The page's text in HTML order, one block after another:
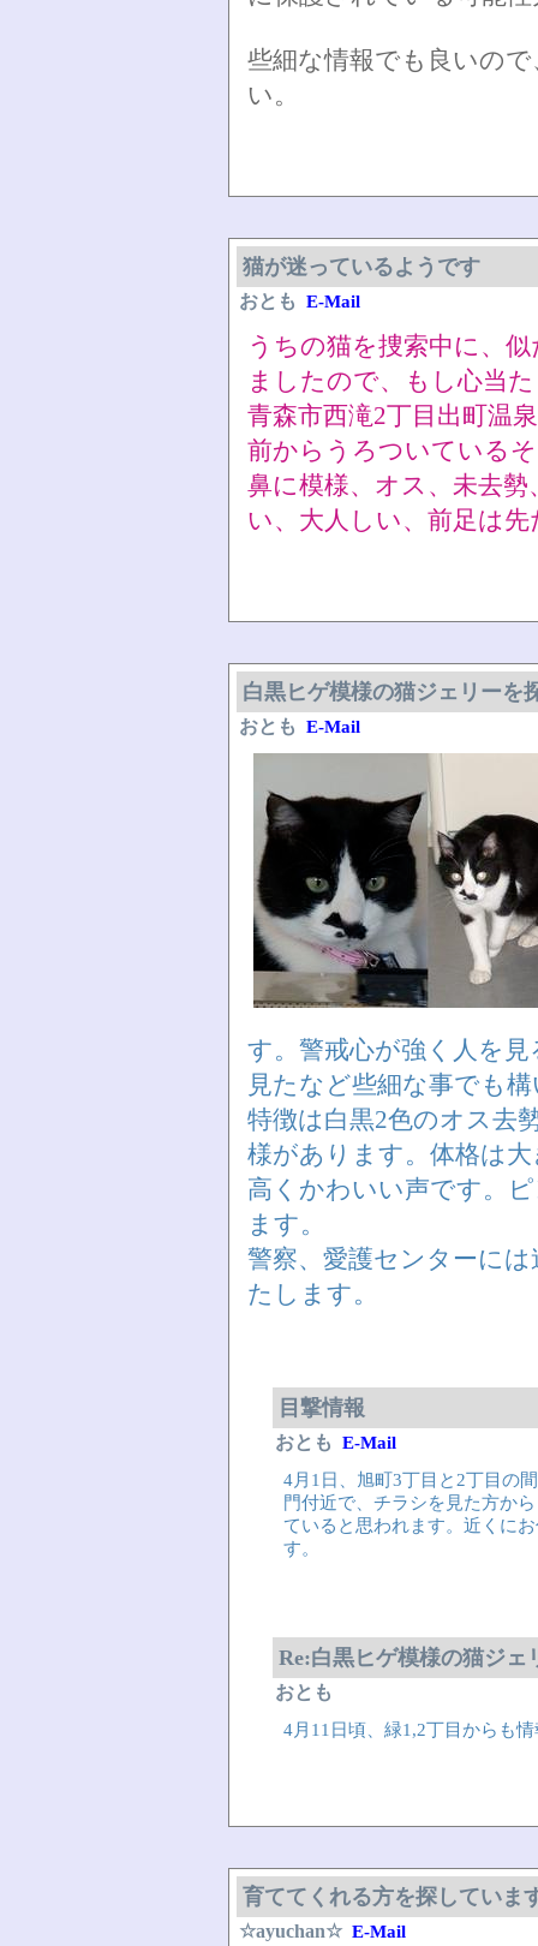
些細な情報でも良いの
い。
猫が迷っているようです
おとも E-Mail
うちの猫を捜索中に、
ましたので、もし心当
青森市西滝2丁目出町温
前からうろついている
鼻に模様、オス、未去
い、大人しい、前足は先
白黒ヒゲ模様の猫ジェリーを
おとも E-Mail
す。警戒心が強く人を
見たなど些細な事でも
特徴は白黒2色のオス去
様があります。体格は
高くかわいい声です。
ます。
警察、愛護センターに
たします。
目撃情報
おとも
E-Mail
4月1日、旭町3丁目と2丁目の
門付近で、チラシを見た方か
ていると思われます。近くに
す。
Re:白黒ヒゲ模様の猫ジェ
おとも
4月11日頃、緑1,2丁目からも
育ててくれる方を探していま
☆ayuchan☆ E-Mail